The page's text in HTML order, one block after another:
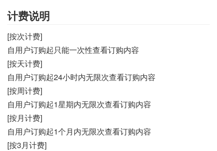
计费说明
[按次计费]
自用户订购起只能一次性查看订购内容
[按天计费]
自用户订购起24小时内无限次查看订购内容
[按周计费]
自用户订购起1星期内无限次查看订购内容
[按月计费]
自用户订购起1个月内无限次查看订购内容
[按3月计费]